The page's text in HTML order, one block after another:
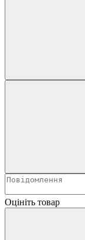
Оцініть товар